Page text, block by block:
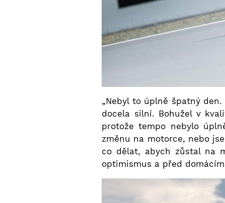
„Nebyl to úplně špatný
docela silní. Bohužel v
protože tempo nebylo
změnu na motorce, nebo
co dělat, abych zůstal na
optimismus a před